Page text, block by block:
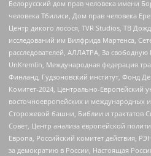
Белорусский дом прав человека имени
человека Тбилиси, Дом прав человека
Центр дикого лосося, TVR Studios, ТВ
исследований им Вилфрида Мартенса,
расследователей, АЛЛАТРА, За
UnKremlin, Международная федерация
Финланд, Гудзоновский институт, Фонд
Комитет-2024, Центрально-Европейский
восточноевропейских и международных
Сторожевой башни, Библии и трактатов
Совет, Центр анализа европейской
Европа, Российский комитет действия,
за демократию в России, Настоящая